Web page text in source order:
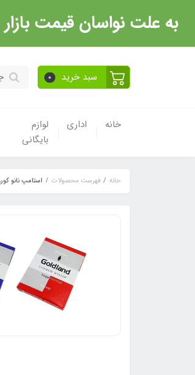
به علت نواسان قیمت بازار قبل از
سبد خرید 0
خانه اداری
لوازم
بایگانی
خانه فهرست محصولات استامپ نانو